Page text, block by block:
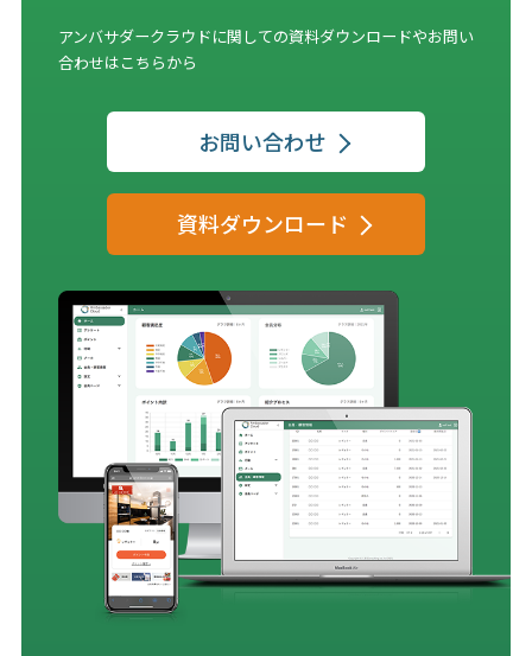
アンバサダークラウドに関しての資料ダウンロードやお問い
合わせはこちらから
お問い合わせ
資料ダウンロード